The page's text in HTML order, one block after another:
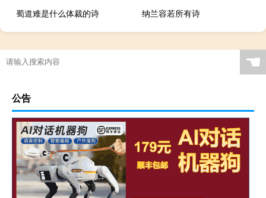
蜀道难是什么体裁的诗 纳兰容若所有诗
☚
公告